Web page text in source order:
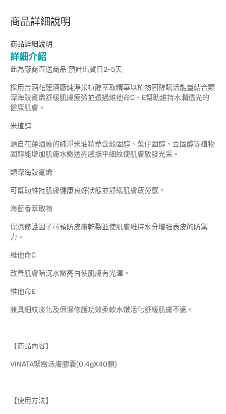
商品詳細說明
商品詳細說明
詳細介紹
此為廠商直送商品 預計出貨日2-5天
採用台酒花蓮酒廠純淨米植醇萃取精華以植物固醇賦活能量結合類
深海鮫鯊烯舒緩肌膚疲勞並透過維他命C、E幫助維持水潤透光的
健康肌膚。
米植醇
源自花蓮酒廠的純淨米油精華含穀固醇、菜仔固醇、豆固醇等植物
固醇能增加肌膚水嫩透亮感撫平細紋使肌膚散發光采。
類深海鮫鯊烯
可幫助維持肌膚健康良好狀態並舒緩肌膚疲勞感。
海茴香萃取物
保濕修護因子可預防皮膚乾裂並使肌膚維持水分增強表皮的防禦
力。
維他命C
改善肌膚暗沉水嫩亮白使肌膚有光澤。
維他命E
兼具細紋淡化及保濕修護功效柔軟水嫩活化舒緩肌膚不適。
【商品內容】
VINATA緊緻活膚膠囊(0.4gX40顆)
【使用方法】